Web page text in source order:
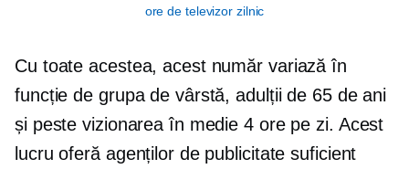
ore de televizor zilnic
Cu toate acestea, acest număr variază în
funcție de grupa de vârstă, adulții de 65 de ani
și peste vizionarea în medie 4 ore pe zi. Acest
lucru oferă agenților de publicitate suficient